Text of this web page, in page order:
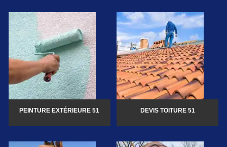
PEINTURE EXTÉRIEURE 51 DEVIS TOITURE 51